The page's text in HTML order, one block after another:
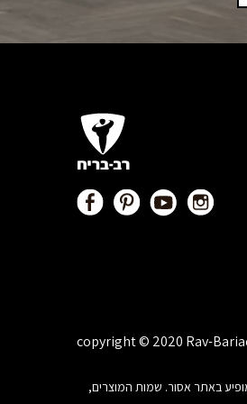
copyright © 2020 Rav-
בתוכן המופיע באתר אסור. שמות המוצרים,